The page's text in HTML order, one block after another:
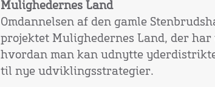
Mulighedernes Land
Omdannelsen af den gamle
projektet Mulighedernes Land, der
hvordan man kan udnytte
til nye udviklingsstrategier.